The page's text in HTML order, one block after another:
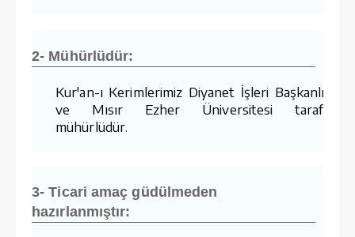
2- Mühürlüdür:
Kur'an-ı Kerimlerimiz Diyanet İşleri
ve Mısır Ezher Üniversitesi
mühürlüdür.
3- Ticari amaç güdülmeden
hazırlanmıştır: